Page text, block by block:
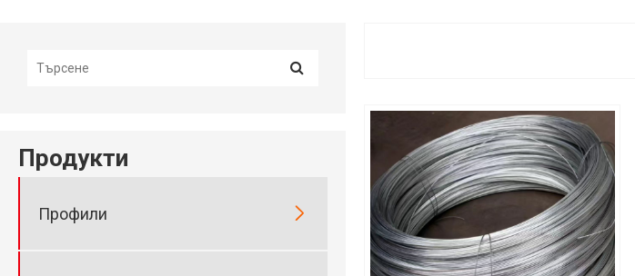
Продукти
Профили 